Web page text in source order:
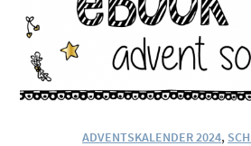
ADVENTSKALENDER 2024,